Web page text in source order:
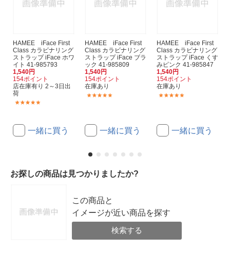
HAMEE iFace First
Class カラビナリング
ストラップ iFace ホワ
イト 41-985793
1,540円
154ポイント
店在庫有り 2～3日出
荷
一緒に買う
HAMEE iFace First
Class カラビナリング
ストラップ iFace ブラ
ック 41-985809
1,540円
154ポイント
在庫あり
一緒に買う
HAMEE iFace First
Class カラビナリング
ストラップ iFace くす
みピンク 41-985847
1,540円
154ポイント
在庫あり
一緒に買う
お探しの商品は見つかりましたか?
この商品と
イメージが近い商品を探す
検索する